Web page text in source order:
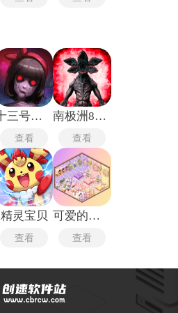
十三号病院
查看
南极洲88号
查看
精灵宝贝
查看
可爱的房屋设计
查看